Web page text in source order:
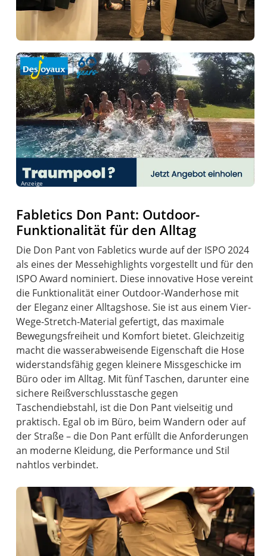
Anzeige
Fabletics Don Pant: Outdoor-
Funktionalität für den Alltag
Die Don Pant von Fabletics wurde auf der ISPO 2024
als eines der Messehighlights vorgestellt und für den
ISPO Award nominiert. Diese innovative Hose vereint
die Funktionalität einer Outdoor-Wanderhose mit
der Eleganz einer Alltagshose. Sie ist aus einem Vier-
Wege-Stretch-Material gefertigt, das maximale
Bewegungsfreiheit und Komfort bietet. Gleichzeitig
macht die wasserabweisende Eigenschaft die Hose
widerstandsfähig gegen kleinere Missgeschicke im
Büro oder im Alltag. Mit fünf Taschen, darunter eine
sichere Reißverschlusstasche gegen
Taschendiebstahl, ist die Don Pant vielseitig und
praktisch. Egal ob im Büro, beim Wandern oder auf
der Straße – die Don Pant erfüllt die Anforderungen
an moderne Kleidung, die Performance und Stil
nahtlos verbindet.